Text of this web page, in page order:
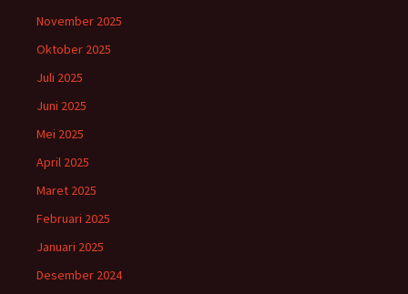
November 2025
Oktober 2025
Juli 2025
Juni 2025
Mei 2025
April 2025
Maret 2025
Februari 2025
Januari 2025
Desember 2024